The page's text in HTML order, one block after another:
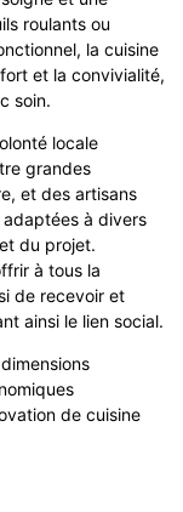
roulants ou
la cuisine
et la convivialité,
soin.
locale
grandes
et des artisans
à divers
du projet.
à tous la
de recevoir et
ainsi le lien social.
de cuisine